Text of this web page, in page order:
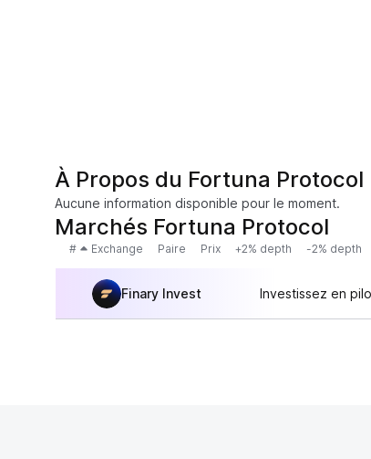
À Propos du Fortuna Protocol
Aucune information disponible pour le moment.
Marchés Fortuna Protocol
# Exchange Paire Prix +2% depth -2% depth
Finary Invest Investissez en